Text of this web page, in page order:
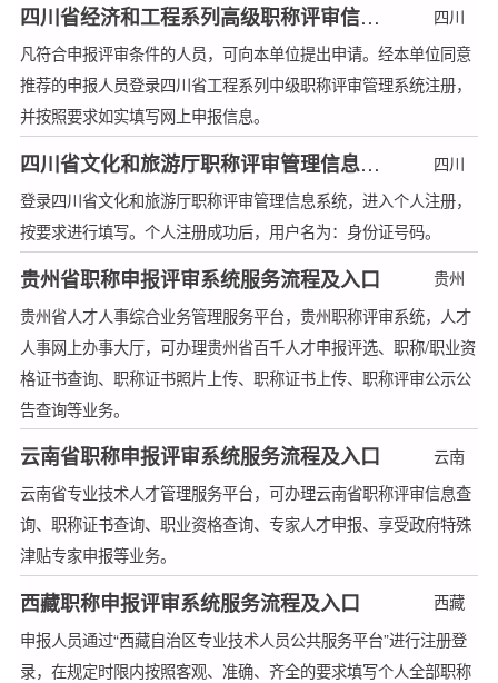
四川省经济和工程系列高级职称评审信息管理系统服务流程及入口
四川
凡符合申报评审条件的人员，可向本单位提出申请。经本单位同意
推荐的申报人员登录四川省工程系列中级职称评审管理系统注册，
并按照要求如实填写网上申报信息。
四川省文化和旅游厅职称评审管理信息系统服务流程及入口
四川
登录四川省文化和旅游厅职称评审管理信息系统，进入个人注册，
按要求进行填写。个人注册成功后，用户名为：身份证号码。
贵州省职称申报评审系统服务流程及入口
贵州
贵州省人才人事综合业务管理服务平台，贵州职称评审系统，人才
人事网上办事大厅，可办理贵州省百千人才申报评选、职称/职业资
格证书查询、职称证书照片上传、职称证书上传、职称评审公示公
告查询等业务。
云南省职称申报评审系统服务流程及入口
云南
云南省专业技术人才管理服务平台，可办理云南省职称评审信息查
询、职称证书查询、职业资格查询、专家人才申报、享受政府特殊
津贴专家申报等业务。
西藏职称申报评审系统服务流程及入口
西藏
申报人员通过“西藏自治区专业技术人员公共服务平台”进行注册登
录，在规定时限内按照客观、准确、齐全的要求填写个人全部职称